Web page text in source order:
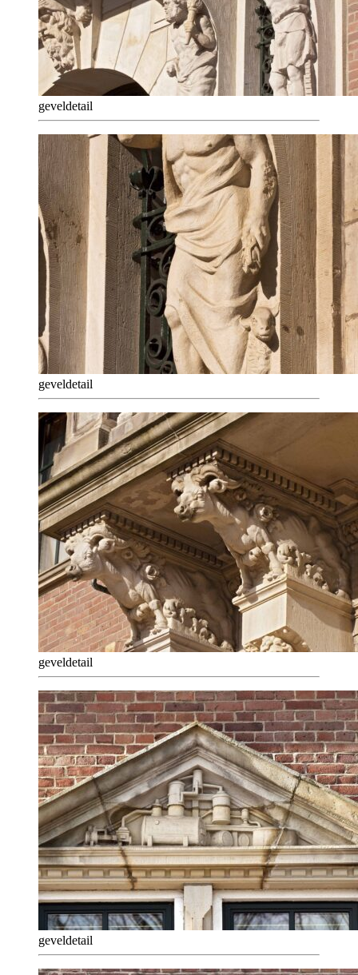
geveldetail
geveldetail
geveldetail
geveldetail